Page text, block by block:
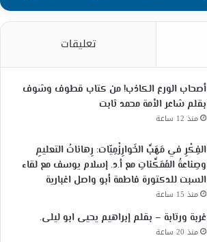
تعليقات
أصحاب الورع الكاذب! من كتاب قطوف وشوف
بقلم شاعر الأمة محمد ثابت
منذ 12 ساعة
الفِكْرِ في مَهَبِّ الخَوارِزْمِيّات: رِهاناتُ التعليمِ
وصِناعةُ المُمَكِّناتِ مع أ.د. إسلام يوسف مع لقاء
السبت للدكتورة فاطمة أبو واصل اغبارية
منذ 15 ساعة
غربة ورتابة – بقلم إبراهيم يحيى ابو ليلى.
منذ 20 ساعة